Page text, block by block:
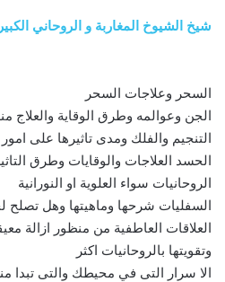
شيخ الشيوخ المغاربة و الروحاني الكبير
السحر وعلاجات السحر
الجن وعوالمه وطرق الوقاية والعلاج
التنجيم والفلك ومدى تاثيرها على امور
الحسد العلاجات والوقايات وطرق
الروحانيات سواء العلوية او النورانية
السفليات شرحها وماهيتها وهل تصلح
العلاقات العاطفية من منظور ازالة
وتقويتها بالروحانيات اكثر
الا سرار التى في محيطك والتى تبدا